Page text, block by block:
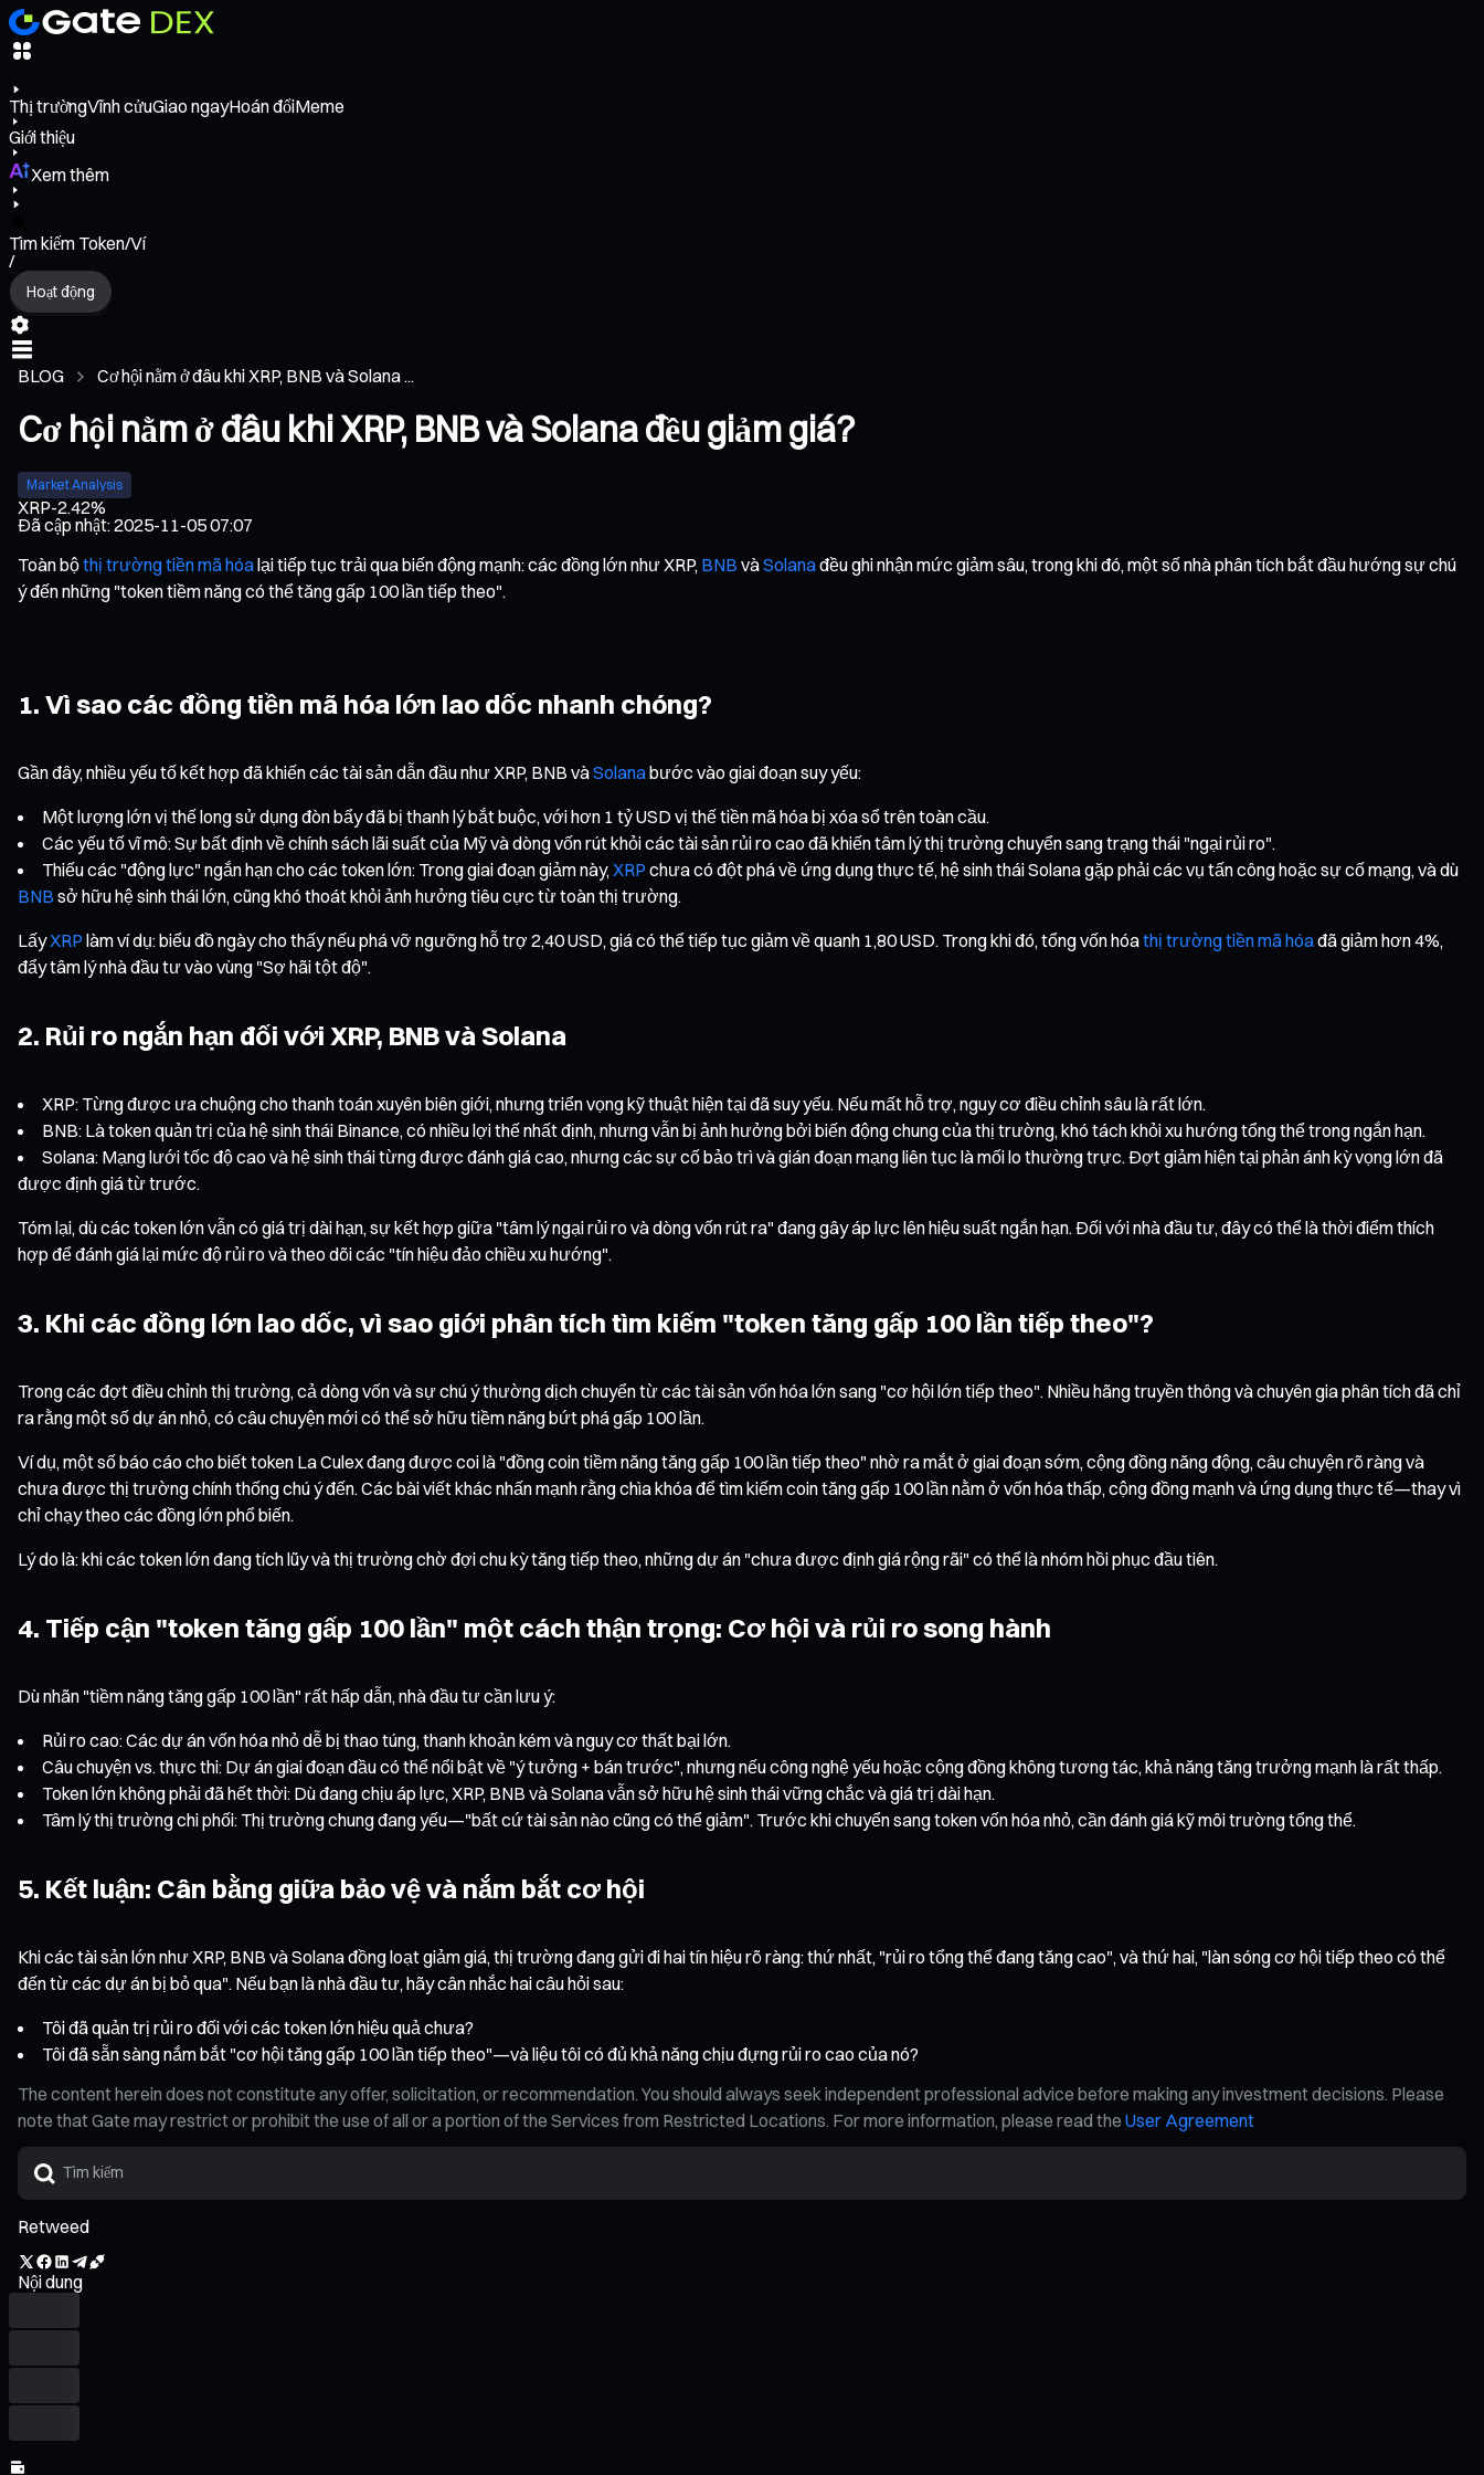
Thị trườngVĩnh cửuGiao ngayHoán đổiMeme
Giới thiệu
Xem thêm
Tìm kiếm Token/Ví
/
Hoạt động
BLOG Cơ hội nằm ở đâu khi XRP, BNB và Solana ...
Cơ hội nằm ở đâu khi XRP, BNB và Solana đều giảm giá?
Market Analysis
XRP-2.42%
Đã cập nhật:2025-11-05 07:07
Toàn bộthị trường tiền mã hóalại tiếp tục trải qua biến động mạnh: các đồng lớn như XRP, BNB vàSolanađều ghi nhận mức giảm sâu, trong khi đó, một số nhà phân tích bắt đầu hướng sự chú
ý đến những "token tiềm năng có thể tăng gấp 100 lần tiếp theo".
1. Vì sao các đồng tiền mã hóa lớn lao dốc nhanh chóng?
Gần đây, nhiều yếu tố kết hợp đã khiến các tài sản dẫn đầu như XRP, BNB vàSolanabước vào giai đoạn suy yếu:
Một lượng lớn vị thế long sử dụng đòn bẩy đã bị thanh lý bắt buộc, với hơn 1 tỷ USD vị thế tiền mã hóa bị xóa sổ trên toàn cầu.
Các yếu tố vĩ mô: Sự bất định về chính sách lãi suất của Mỹ và dòng vốn rút khỏi các tài sản rủi ro cao đã khiến tâm lý thị trường chuyển sang trạng thái "ngại rủi ro".
Thiếu các "động lực" ngắn hạn cho các token lớn: Trong giai đoạn giảm này, XRP chưa có đột phá về ứng dụng thực tế, hệ sinh thái Solana gặp phải các vụ tấn công hoặc sự cố mạng, và dù
BNB sở hữu hệ sinh thái lớn, cũng khó thoát khỏi ảnh hưởng tiêu cực từ toàn thị trường.
LấyXRP làm ví dụ: biểu đồ ngày cho thấy nếu phá vỡ ngưỡng hỗ trợ 2,40 USD, giá có thể tiếp tục giảm về quanh 1,80 USD. Trong khi đó, tổng vốn hóathị trường tiền mã hóađã giảm hơn 4%,
đẩy tâm lý nhà đầu tư vào vùng "Sợ hãi tột độ".
2. Rủi ro ngắn hạn đối với XRP, BNB và Solana
XRP: Từng được ưa chuộng cho thanh toán xuyên biên giới, nhưng triển vọng kỹ thuật hiện tại đã suy yếu. Nếu mất hỗ trợ, nguy cơ điều chỉnh sâu là rất lớn.
BNB: Là token quản trị của hệ sinh thái Binance, có nhiều lợi thế nhất định, nhưng vẫn bị ảnh hưởng bởi biến động chung của thị trường, khó tách khỏi xu hướng tổng thể trong ngắn hạn.
Solana: Mạng lưới tốc độ cao và hệ sinh thái từng được đánh giá cao, nhưng các sự cố bảo trì và gián đoạn mạng liên tục là mối lo thường trực. Đợt giảm hiện tại phản ánh kỳ vọng lớn đã
được định giá từ trước.
Tóm lại, dù các token lớn vẫn có giá trị dài hạn, sự kết hợp giữa "tâm lý ngại rủi ro và dòng vốn rút ra" đang gây áp lực lên hiệu suất ngắn hạn. Đối với nhà đầu tư, đây có thể là thời điểm thích
hợp để đánh giá lại mức độ rủi ro và theo dõi các "tín hiệu đảo chiều xu hướng".
3. Khi các đồng lớn lao dốc, vì sao giới phân tích tìm kiếm "token tăng gấp 100 lần tiếp theo"?
Trong các đợt điều chỉnh thị trường, cả dòng vốn và sự chú ý thường dịch chuyển từ các tài sản vốn hóa lớn sang "cơ hội lớn tiếp theo". Nhiều hãng truyền thông và chuyên gia phân tích đã chỉ
ra rằng một số dự án nhỏ, có câu chuyện mới có thể sở hữu tiềm năng bứt phá gấp 100 lần.
Ví dụ, một số báo cáo cho biết token La Culex đang được coi là "đồng coin tiềm năng tăng gấp 100 lần tiếp theo" nhờ ra mắt ở giai đoạn sớm, cộng đồng năng động, câu chuyện rõ ràng và
chưa được thị trường chính thống chú ý đến. Các bài viết khác nhấn mạnh rằng chìa khóa để tìm kiếm coin tăng gấp 100 lần nằm ở vốn hóa thấp, cộng đồng mạnh và ứng dụng thực tế—thay vì
chỉ chạy theo các đồng lớn phổ biến.
Lý do là: khi các token lớn đang tích lũy và thị trường chờ đợi chu kỳ tăng tiếp theo, những dự án "chưa được định giá rộng rãi" có thể là nhóm hồi phục đầu tiên.
4. Tiếp cận "token tăng gấp 100 lần" một cách thận trọng: Cơ hội và rủi ro song hành
Dù nhãn "tiềm năng tăng gấp 100 lần" rất hấp dẫn, nhà đầu tư cần lưu ý:
Rủi ro cao: Các dự án vốn hóa nhỏ dễ bị thao túng, thanh khoản kém và nguy cơ thất bại lớn.
Câu chuyện vs. thực thi: Dự án giai đoạn đầu có thể nổi bật về "ý tưởng + bán trước", nhưng nếu công nghệ yếu hoặc cộng đồng không tương tác, khả năng tăng trưởng mạnh là rất thấp.
Token lớn không phải đã hết thời: Dù đang chịu áp lực, XRP, BNB và Solana vẫn sở hữu hệ sinh thái vững chắc và giá trị dài hạn.
Tâm lý thị trường chi phối: Thị trường chung đang yếu—"bất cứ tài sản nào cũng có thể giảm". Trước khi chuyển sang token vốn hóa nhỏ, cần đánh giá kỹ môi trường tổng thể.
5. Kết luận: Cân bằng giữa bảo vệ và nắm bắt cơ hội
Khi các tài sản lớn như XRP, BNB và Solana đồng loạt giảm giá, thị trường đang gửi đi hai tín hiệu rõ ràng: thứ nhất, "rủi ro tổng thể đang tăng cao", và thứ hai, "làn sóng cơ hội tiếp theo có thể
đến từ các dự án bị bỏ qua". Nếu bạn là nhà đầu tư, hãy cân nhắc hai câu hỏi sau:
Tôi đã quản trị rủi ro đối với các token lớn hiệu quả chưa?
Tôi đã sẵn sàng nắm bắt "cơ hội tăng gấp 100 lần tiếp theo"—và liệu tôi có đủ khả năng chịu đựng rủi ro cao của nó?
The content herein does not constitute any offer, solicitation, or recommendation. You should always seek independent professional advice before making any investment decisions. Please
note that Gate may restrict or prohibit the use of all or a portion of the Services from Restricted Locations. For more information, please read the User Agreement
Retweed
Nội dung